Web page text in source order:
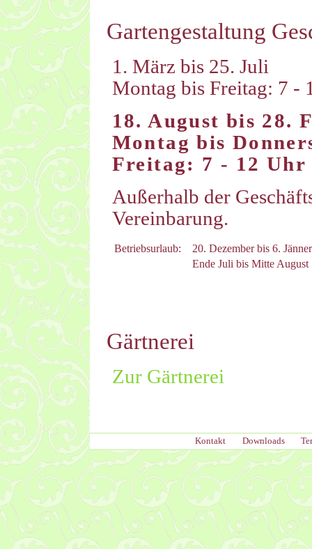
Gartengestaltung
1. März bis 25. Juli
Montag bis Freitag: 7 -
18. August bis 28.
Montag bis
Freitag: 7 - 12 Uhr
Außerhalb der
Vereinbarung.
Betriebsurlaub:
20. Dezember bis 6. Jänner
Ende Juli bis Mitte August
Gärtnerei
Zur Gärtnerei
Kontakt Downloads